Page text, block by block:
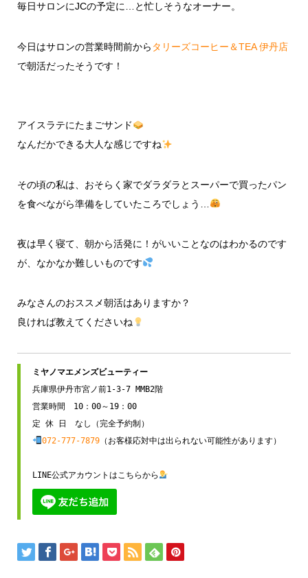
毎日サロンにJCの予定に…と忙しそうなオーナー。
今日はサロンの営業時間前から タリーズコーヒー＆TEA 伊丹店
で朝活だったそうです！
アイスラテにたまごサンド
なんだかできる大人な感じですね
その頃の私は、おそらく家でダラダラとスーパーで買ったパン
を食べながら準備をしていたころでしょう…
夜は早く寝て、朝から活発に！がいいことなのはわかるのです
が、なかなか難しいものです
みなさんのおススメ朝活はありますか？
良ければ教えてくださいね
ミヤノマエメンズビューティー
兵庫県伊丹市宮ノ前1-3-7 MMB2階
営業時間　10：00～19：00
072-777-7879（お客様応対中は出られない可能性があります）
LINE公式アカウントはこちらから